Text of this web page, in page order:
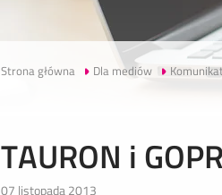
Strona główna Dla mediów
TAURON i
07 listopada 2013